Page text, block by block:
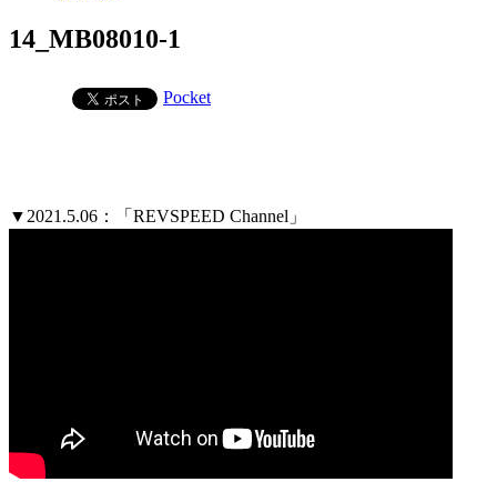
14_MB08010-1
Pocket
▼2021.5.06：「REVSPEED Channel」